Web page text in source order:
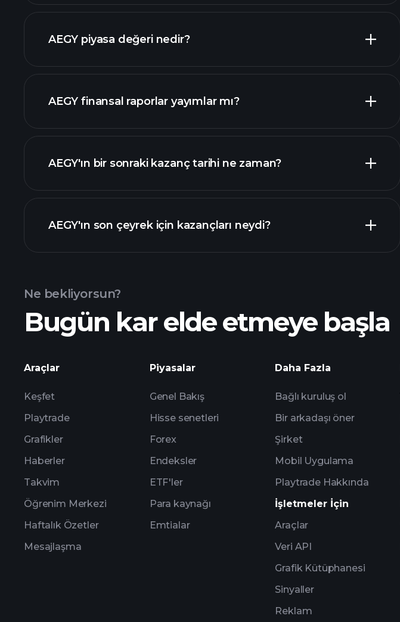
grafik
AEGY piyasa değeri nedir?
AEGY finansal raporlar yayımlar mı?
AEGY finansal verilerini
AEGY'ın bir sonraki kazanç tarihi ne zaman?
Kazanç Takvimi
AEGY'ın son çeyrek için kazançları neydi?
AEGY
kazançları
Ne bekliyorsun?
Bugün kar elde etmeye başla
Araçlar
Keşfet
Playtrade
Grafikler
Haberler
Takvim
Öğrenim Merkezi
Haftalık Özetler
Mesajlaşma
Piyasalar
Genel Bakış
Hisse senetleri
Forex
Endeksler
ETF'ler
Para kaynağı
Emtialar
Daha Fazla
Bağlı kuruluş ol
Bir arkadaşı öner
Şirket
Mobil Uygulama
Playtrade Hakkında
İşletmeler İçin
Araçlar
Veri API
Grafik Kütüphanesi
Sinyaller
Reklam